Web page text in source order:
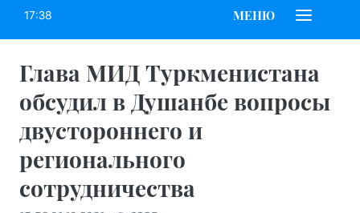
17:38 МЕНЮ
Глава МИД Туркменистана
обсудил в Душанбе вопросы
двустороннего и
регионального
сотрудничества